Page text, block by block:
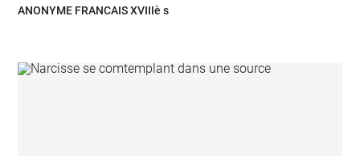
ANONYME FRANCAIS XVIIIè s